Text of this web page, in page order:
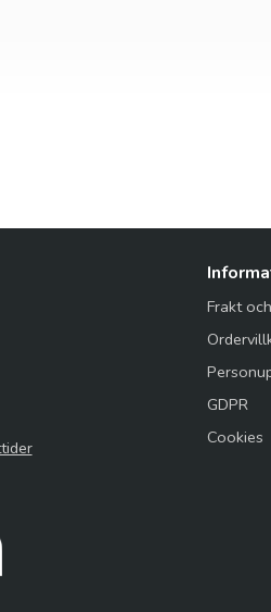
Frakt
GDPR
Cookies